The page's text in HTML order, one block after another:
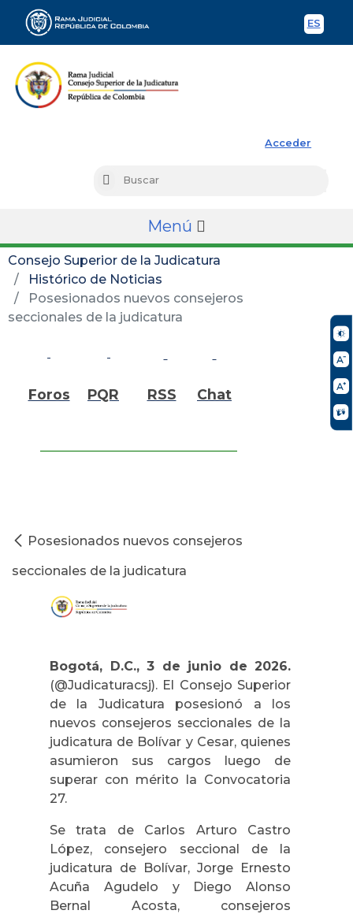
ES
Acceder
Buscar
Menú
Consejo Superior de la Judicatura
Histórico de Noticias
Posesionados nuevos consejeros
seccionales de la judicatura
Foros PQR RSS Chat
Posesionados nuevos consejeros
seccionales de la judicatura
Bogotá, D.C., 3 de junio de 2026.
(@Judicaturacsj). El Consejo Superior
de la Judicatura posesionó a los
nuevos consejeros seccionales de la
judicatura de Bolívar y Cesar, quienes
asumieron sus cargos luego de
superar con mérito la Convocatoria
27.
Se trata de Carlos Arturo Castro
López, consejero seccional de la
judicatura de Bolívar, Jorge Ernesto
Acuña Agudelo y Diego Alonso
Bernal Acosta, consejeros